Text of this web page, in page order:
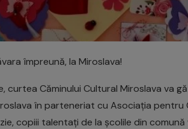
împreună, la Miroslava!
curtea Căminului Cultural Miroslava va
în parteneriat cu Asociația pentru
copiii talentați de la școlile din